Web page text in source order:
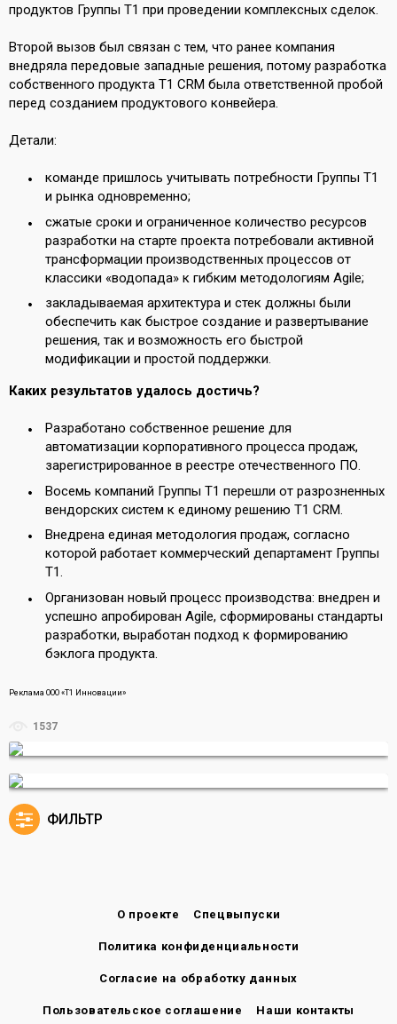
продуктов Группы Т1 при проведении комплексных сделок.
Второй вызов был связан с тем, что ранее компания
внедряла передовые западные решения, потому разработка
собственного продукта Т1 CRM была ответственной пробой
перед созданием продуктового конвейера.
Детали:
команде пришлось учитывать потребности Группы Т1
и рынка одновременно;
сжатые сроки и ограниченное количество ресурсов
разработки на старте проекта потребовали активной
трансформации производственных процессов от
классики «водопада» к гибким методологиям Agile;
закладываемая архитектура и стек должны были
обеспечить как быстрое создание и развертывание
решения, так и возможность его быстрой
модификации и простой поддержки.
Каких результатов удалось достичь?
Разработано собственное решение для
автоматизации корпоративного процесса продаж,
зарегистрированное в реестре отечественного ПО.
Восемь компаний Группы Т1 перешли от разрозненных
вендорских систем к единому решению Т1 CRM.
Внедрена единая методология продаж, согласно
которой работает коммерческий департамент Группы
Т1.
Организован новый процесс производства: внедрен и
успешно апробирован Agile, сформированы стандарты
разработки, выработан подход к формированию
бэклога продукта.
Реклама ООО «Т1 Инновации»
1537
ФИЛЬТР
О проекте Спецвыпуски
Политика конфиденциальности
Согласие на обработку данных
Пользовательское соглашение Наши контакты